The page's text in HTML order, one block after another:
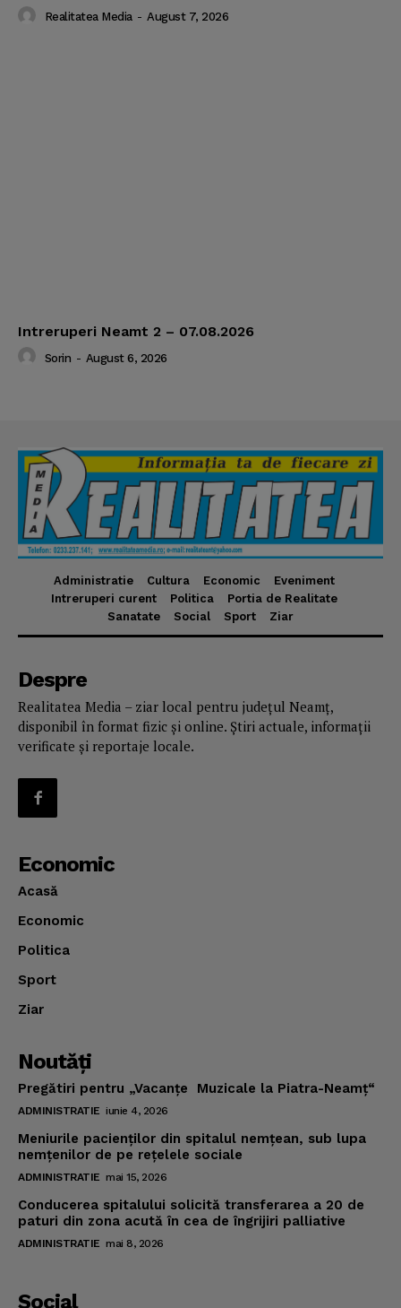
Realitatea Media - August 7, 2026
Intreruperi Neamt 2 – 07.08.2026
Sorin - August 6, 2026
Administratie Cultura Economic
Eveniment
Intreruperi curent
Politica
Portia de Realitate
Sanatate
Social Sport Ziar
Despre
Realitatea Media – ziar local pentru județul Neamț,
disponibil în format fizic și online. Știri actuale, informații
verificate și reportaje locale.
Economic
Acasă
Economic
Politica
Sport
Ziar
Noutăţi
Pregătiri pentru „Vacanţe Muzicale la Piatra-Neamţ“
ADMINISTRATIE iunie 4, 2026
Meniurile pacienţilor din spitalul nemţean, sub lupa
nemţenilor de pe reţelele sociale
ADMINISTRATIE mai 15, 2026
Conducerea spitalului solicită transferarea a 20 de
paturi din zona acută în cea de îngrijiri palliative
ADMINISTRATIE mai 8, 2026
Social